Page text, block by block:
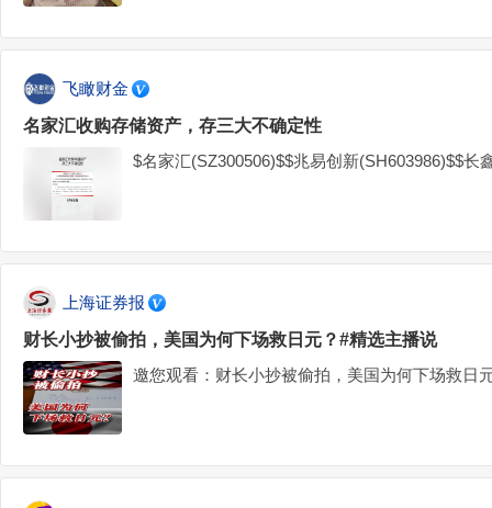
飞瞰财金
名家汇收购存储资产，存三大不确定性
$名家汇(SZ300506)$$兆易创新(SH603986)$$长
上海证券报
财长小抄被偷拍，美国为何下场救日元？#精选主播说
邀您观看：财长小抄被偷拍，美国为何下场救日